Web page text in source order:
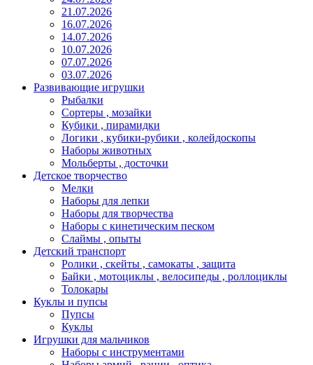
21.07.2026
16.07.2026
14.07.2026
10.07.2026
07.07.2026
03.07.2026
Развивающие игрушки
Рыбалки
Сортеры , мозайки
Кубики , пирамидки
Логики , кубики-рубики , колейдоскопы
Наборы животных
Мольберты , досточки
Детское творчество
Мелки
Наборы для лепки
Наборы для творчества
Наборы с кинетическим песком
Слаймы , опыты
Детский транспорт
Ролики , скейты , самокаты , защита
Байки , мотоциклы , велосипеды , роллоциклы
Толокары
Куклы и пупсы
Пупсы
Куклы
Игрушки для мальчиков
Наборы с инструментами